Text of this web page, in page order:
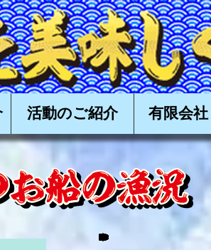
,かつお一本釣り,カツオ一本釣り,鰹一本釣り,タタキ,漁,購入,高知,土佐,戻り鰹,上り鰹,
活動のご紹介 有限会